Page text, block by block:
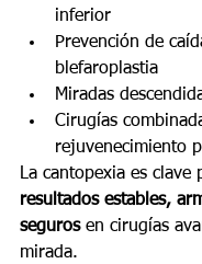
inferior
Prevención de
blefaroplastia
Miradas
Cirugías
rejuvenecimiento
La cantopexia es clave
resultados estables,
seguros en cirugías
mirada.